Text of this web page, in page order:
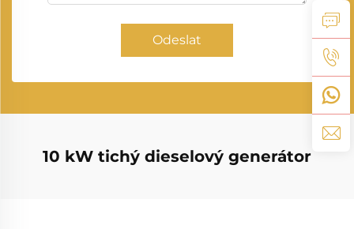
Odeslat
10 kW tichý dieselový generátor